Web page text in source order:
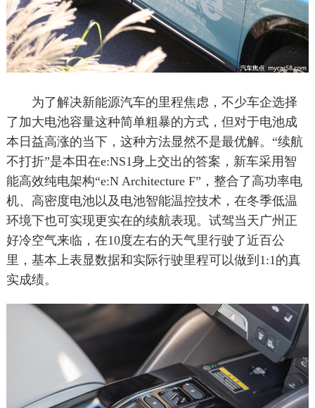
为了解决新能源汽车的里程焦虑，不少车企选择
了加大电池容量这种简单粗暴的方式，但对于电池成
本日益高涨的当下，这种方法显然不是最优解。“续航
不打折”是本田在e:NS1身上交出的答案，新车采用智
能高效纯电架构“e:N Architecture F”，整合了高功率电
机、高密度电池以及电池智能温控技术，在冬季低温
环境下也可实现更实在的续航表现。试驾当天广州正
好冷空气来临，在10度左右的天气里行驶了近百公
里，基本上表显数据和实际行驶里程可以做到1:1的真
实成绩。